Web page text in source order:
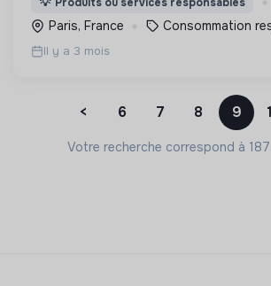
Paris, France Consommation
Il y a 3 mois
< 6 7 8 9
Votre recherche correspond à